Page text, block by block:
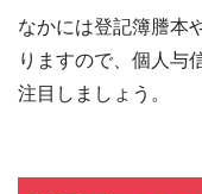
なかには登記簿謄本
りますので、個人与
注目しましょう。